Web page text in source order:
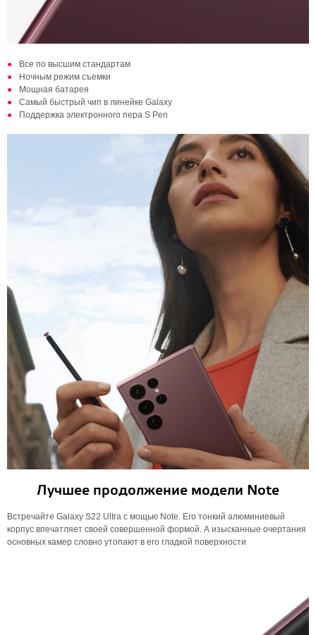
Все по высшим стандартам
Ночным режим съемки
Мощная батарея
Самый быстрый чип в линейке Galaxy
Поддержка электронного пера S Pen
Лучшее продолжение модели Note
Встречайте Galaxy S22 Ultra с мощью Note. Его тонкий алюминиевый
корпус впечатляет своей совершенной формой. А изысканные очертания
основных камер словно утопают в его гладкой поверхности